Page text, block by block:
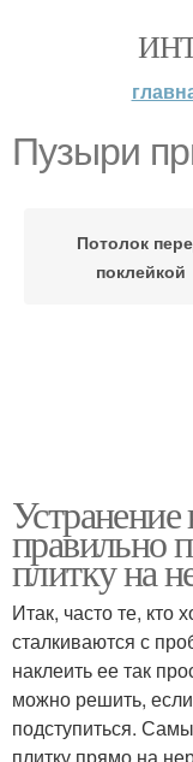
Пузыри
Потолок
поклейкой
Устранение
правильно
плитку на
Итак, часто те, кто
сталкиваются с
наклеить ее так
можно решить, если
подступиться.